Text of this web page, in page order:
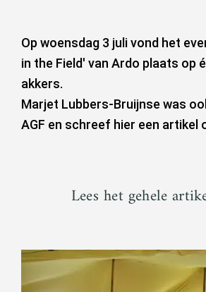
Op woensdag 3 juli vond het
in the Field' van Ardo plaats op
akkers.
Marjet Lubbers-Bruijnse was
AGF en schreef hier een artikel
Lees het gehele